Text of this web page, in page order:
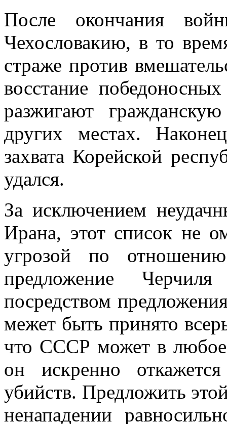
После окончания
Чехословакию, в то
страже против
восстание
разжигают
других местах.
захвата Корейской
удался.
За исключением
Ирана, этот спи­сок не
угрозой по
предложение
посредством
межет быть принято
что СССР может в любое
он искренно
убийств. Предложить
ненападении